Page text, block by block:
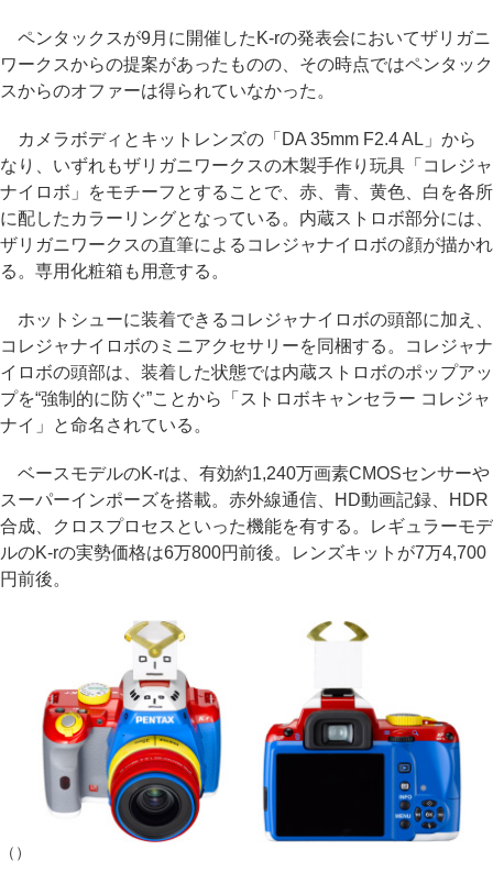
ペンタックスが9月に開催したK-rの発表会においてザリガニ
ワークスからの提案があったものの、その時点ではペンタック
スからのオファーは得られていなかった。
カメラボディとキットレンズの「DA 35mm F2.4 AL」から
なり、いずれもザリガニワークスの木製手作り玩具「コレジャ
ナイロボ」をモチーフとすることで、赤、青、黄色、白を各所
に配したカラーリングとなっている。内蔵ストロボ部分には、
ザリガニワークスの直筆によるコレジャナイロボの顔が描かれ
る。専用化粧箱も用意する。
ホットシューに装着できるコレジャナイロボの頭部に加え、
コレジャナイロボのミニアクセサリーを同梱する。コレジャナ
イロボの頭部は、装着した状態では内蔵ストロボのポップアッ
プを“強制的に防ぐ”ことから「ストロボキャンセラー コレジャ
ナイ」と命名されている。
ベースモデルのK-rは、有効約1,240万画素CMOSセンサーや
スーパーインポーズを搭載。赤外線通信、HD動画記録、HDR
合成、クロスプロセスといった機能を有する。レギュラーモデ
ルのK-rの実勢価格は6万800円前後。レンズキットが7万4,700
円前後。
（）